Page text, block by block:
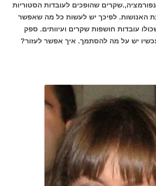
שהופכים לעובדות הסטוריות
האנושות. לפיכך יש לעשות כל מה שאפשר
עובדות חושפות שקרים ועיוותים. ספק
יש על מה להסתמך. איך אפשר לעזור?